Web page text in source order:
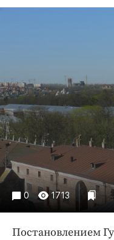
Авто и
Образование
Общество
Погода
Праздники
Происшествия
Спорт
Экономика и
ПРОЕКТЫ
0 1713
Постановлением